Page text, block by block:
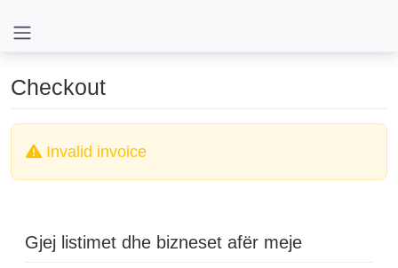
Checkout
Invalid invoice
Gjej listimet dhe bizneset afër meje